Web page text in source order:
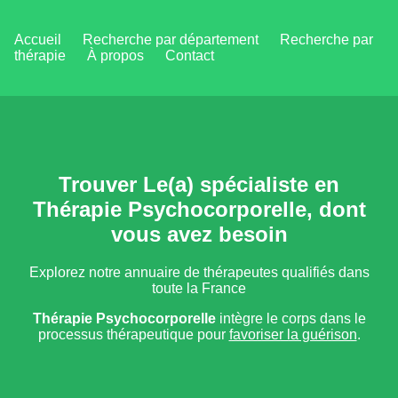
Accueil Recherche par département
Recherche par
thérapie
À propos Contact
Trouver Le(a) spécialiste en
Thérapie Psychocorporelle, dont
vous avez besoin
Explorez notre annuaire de thérapeutes qualifiés dans
toute la France
Thérapie Psychocorporelleintègre le corps dans le
processus thérapeutique pour favoriser la guérison.